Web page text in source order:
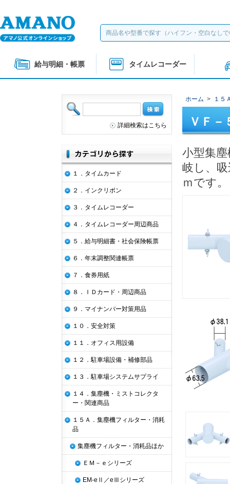
給与明細・帳票 タイムレコーダー
ホーム > １５
ＶＦ
小型集
岐し、
ｍです。
詳細検索はこちら
１．タイムカード
２．インクリボン
３．タイムレコーダー
４．タイムレコーダー周辺商品
５．給与明細書・社会保険帳票
６．年末調整関連帳票
７．食券用紙
８．ＩＤカード・周辺商品
９．マイナンバー対策用品
１０．安全対策
１１．オフィス用設備
１２．駐車場設備・補修部品
１３．駐車場システムサプライ
１４．集塵機・ミストコレクタ
ー・関連商品
１５Ａ．集塵機フィルター・消耗
品
集塵機フィルター・消耗品ほか
ＥＭ－ｅシリーズ
EM-eⅡ／eⅢシリーズ